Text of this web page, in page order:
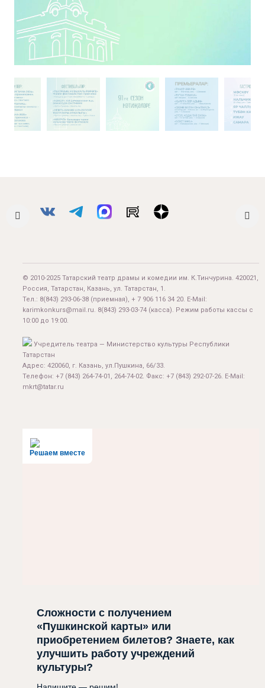
© 2010-2025 Татарский театр драмы и комедии им. К.Тинчурина. 420021,
Россия, Татарстан, Казань, ул. Татарстан, 1.
Тел.: 8(843) 293-06-38 (приемная), + 7 906 116 34 20. E-Mail:
karimkonkurs@mail.ru. 8(843) 293-03-74 (касса). Режим работы кассы с
10:00 до 19:00.
Учредитель театра — Министерство культуры Республики
Татарстан
Адрес: 420060, г. Казань, ул.Пушкина, 66/33.
Телефон: +7 (843) 264-74-01, 264-74-02. Факс: +7 (843) 292-07-26. E-Mail:
mkrt@tatar.ru
Решаем вместе
Сложности с получением
«Пушкинской карты» или
приобретением билетов? Знаете, как
улучшить работу учреждений
культуры?